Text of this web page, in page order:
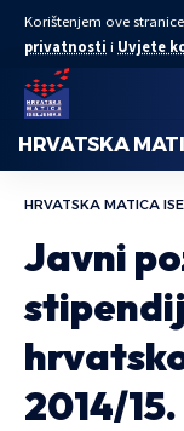
Korištenjem ove
privatnosti i Uvjete
HRVATSKA
HRVATSKA MATICA
Javni
2014/15.